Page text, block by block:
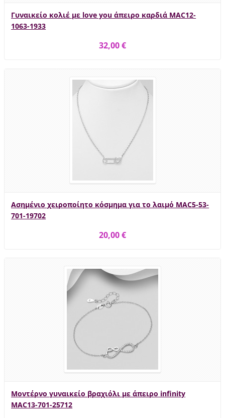
Γυναικείο κολιέ με love you άπειρο καρδιά MAC12-
1063-1933
32,00 €
Ασημένιο χειροποίητο κόσμημα για το λαιμό MAC5-53-
701-19702
20,00 €
Μοντέρνο γυναικείο βραχιόλι με άπειρο infinity
MAC13-701-25712